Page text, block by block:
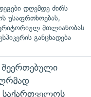
დღემდე ძირს
უსაფრთხოებას,
მთლიანობას
განცხადება